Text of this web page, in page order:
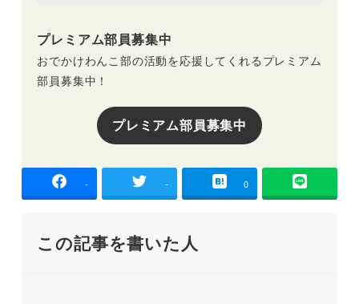
プレミアム部員募集中
おでかけわんこ部の活動を応援してくれるプレミアム
部員募集中！
プレミアム部員募集中
- - 0
この記事を書いた人